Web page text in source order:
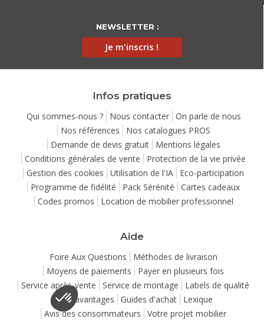
NEWSLETTER :
Je m'inscris !
Infos pratiques
Qui sommes-nous ? Nous contacter
On parle de nous
Nos références
Nos catalogues PROS
Demande de devis gratuit
Mentions légales
Conditions générales de vente
Protection de la vie privée
Gestion des cookies
Utilisation de l'IA
Eco-participation
Programme de fidélité
Pack Sérénité
Cartes cadeaux
Codes promos
Location de mobilier professionnel
Aide
Foire Aux Questions
Méthodes de livraison
Moyens de paiements
Payer en plusieurs fois
Service après-vente
Service de montage
Labels de qualité
Vos avantages
Guides d'achat
Lexique
Avis des consommateurs
Votre projet mobilier